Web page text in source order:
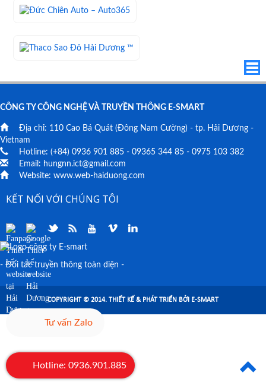
CÔNG TY CÔNG NGHỆ VÀ TRUYỀN THÔNG E-SMART
Địa chỉ: 110 Cao Bá Quát (Đông Nam Cường) - tp. Hải Dương -
Vietnam
Hotline: (+84) 0936 901 885 - 09365 344 85 - 0975 103 382
Email: hungnn.ict@gmail.com
Website: www.web-haiduong.com
KẾT NỐI VỚI CHÚNG TÔI
- Đối tác truyền thông toàn diện -
Tư vấn Zalo
Hotline: 0936.901.885
COPYRIGHT © 2014. THIẾT KẾ & PHÁT TRIỂN BỞI E-SMART